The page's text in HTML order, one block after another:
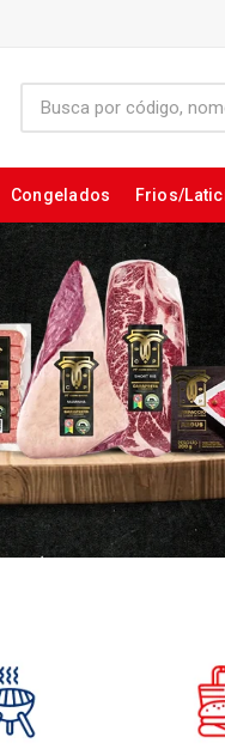
Congelados Frios/